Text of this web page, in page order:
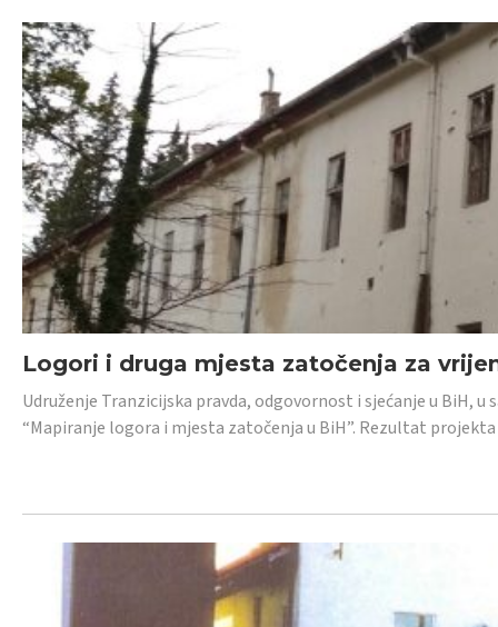
Logori i druga mjesta zatočenja za
Udruženje Tranzicijska pravda, odgovornost i sjećanje u BiH,
“Mapiranje logora i mjesta zatočenja u BiH”. Rezultat